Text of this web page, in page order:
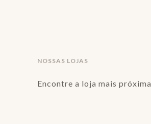
NOSSAS LOJAS
Encontre a loja mais próxima